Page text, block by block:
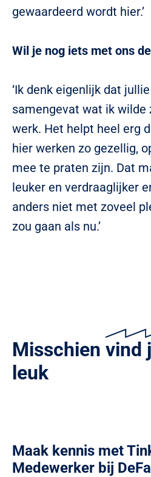
gewaardeerd wordt hier.’
Wil je nog iets met ons
‘Ik denk eigenlijk dat
samengevat wat ik wilde
werk. Het helpt heel erg
hier werken zo gezellig,
mee te praten zijn. Dat
leuker en verdraaglijker
anders niet met zoveel
zou gaan als nu.’
Misschien vind
leuk
Maak kennis met
Medewerker bij